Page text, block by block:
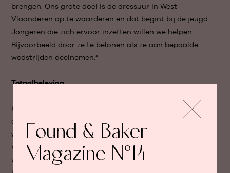
brengen. Ons grote doel is de dressuur in West-
Vlaanderen op te waarderen en dat begint bij de jeugd.
Jongeren die zich ervoor inzetten willen we helpen.
Bijvoorbeeld door ze te belonen als ze aan bepaalde
wedstrijden deelnemen.”
Totaalbeleving
Het moge duidelijk zijn: De Baian is veel meer dan zomaar
een speciaalzaak voor de dressuur. Heidi en Stefaan
willen de hele beleving rond de sport naar een hoger
niveau tillen. Zo zijn ze regelmatig aanwezig op
wedstrijden met een pop-up stand. Daarnaast droomt
Found & Baker
Magazine N°14